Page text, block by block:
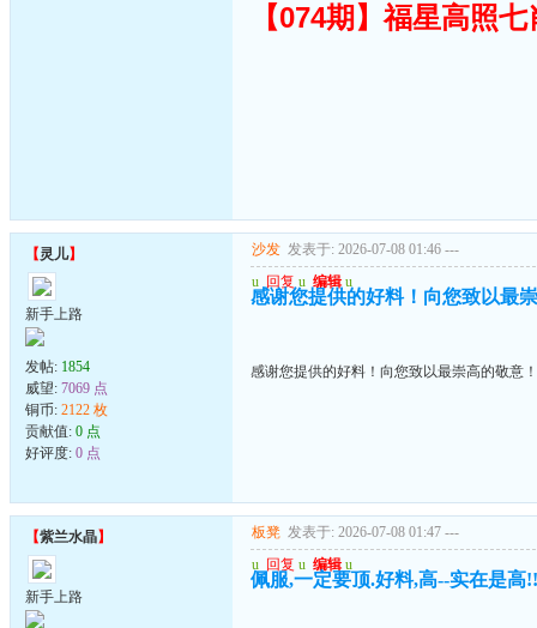
【074期】福星高照
【灵儿】
新手上路
发帖: 1854
威望: 7069 点
铜币: 2122 枚
贡献值: 0 点
好评度: 0 点
沙发 发表于: 2026-07-08 01:46 ---
u 回复 u 编辑 u
感谢您提供的好料！向您致以最
感谢您提供的好料！向您致以最崇高的敬意
【紫兰水晶】
新手上路
板凳 发表于: 2026-07-08 01:47 ---
u 回复 u 编辑 u
佩服,一定要顶.好料,高--实在是高